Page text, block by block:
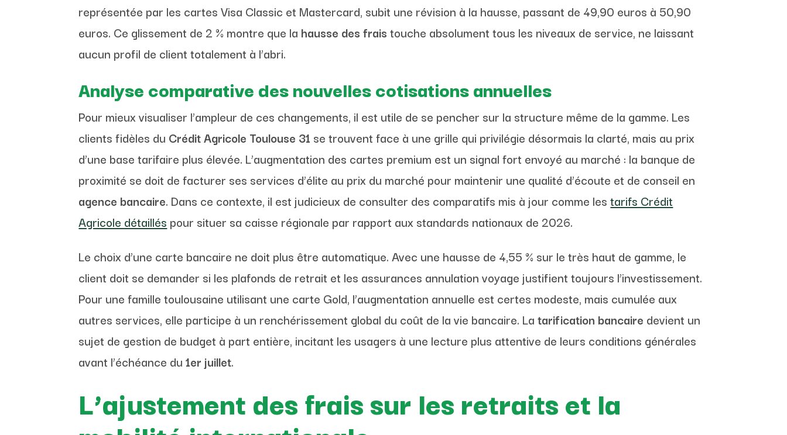
représentée par les cartes Visa Classic et Mastercard, subit une révision à la hausse, passant de 49,90 euros à 50,90
euros. Ce glissement de 2 % montre que la hausse des fraistouche absolument tous les niveaux de service, ne laissant
aucun profil de client totalement à l’abri.
Analyse comparative des nouvelles cotisations annuelles
Pour mieux visualiser l’ampleur de ces changements, il est utile de se pencher sur la structure même de la gamme. Les
clients fidèles du Crédit Agricole Toulouse 31 se trouvent face à une grille qui privilégie désormais la clarté, mais au prix
d’une base tarifaire plus élevée. L’augmentation des cartes premium est un signal fort envoyé au marché : la banque de
proximité se doit de facturer ses services d’élite au prix du marché pour maintenir une qualité d’écoute et de conseil en
agence bancaire. Dans ce contexte, il est judicieux de consulter des comparatifs mis à jour comme lestarifs Crédit
Agricole détaillés pour situer sa caisse régionale par rapport aux standards nationaux de 2026.
Le choix d’une carte bancaire ne doit plus être automatique. Avec une hausse de 4,55 % sur le très haut de gamme, le
client doit se demander si les plafonds de retrait et les assurances annulation voyage justifient toujours l’investissement.
Pour une famille toulousaine utilisant une carte Gold, l’augmentation annuelle est certes modeste, mais cumulée aux
autres services, elle participe à un renchérissement global du coût de la vie bancaire. Latarification bancaire devient un
sujet de gestion de budget à part entière, incitant les usagers à une lecture plus attentive de leurs conditions générales
avant l’échéance du1er juillet.
L’ajustement des frais sur les retraits et la